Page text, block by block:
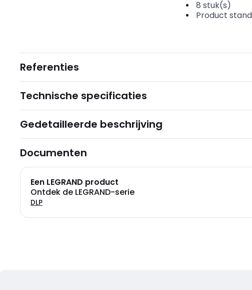
8 stuk(s)
Product
Referenties
Technische specificaties
Gedetailleerde beschrijving
Documenten
Een LEGRAND product
Ontdek de LEGRAND-serie
DLP